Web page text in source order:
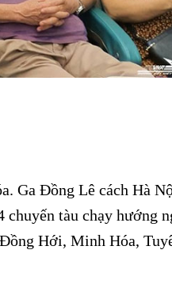
Ga Đồng Lê cách Hà
chuyến tàu chạy hướng
Hới, Minh Hóa,